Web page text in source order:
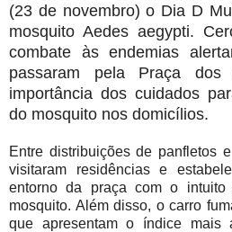
(23 de novembro) o Dia D
mosquito Aedes aegypti.
combate às endemias
passaram pela Praça dos
importância dos cuidados
do mosquito nos domicílios.
Entre distribuições de panfletos
visitaram residências e
entorno da praça com o
mosquito. Além disso, o carro
que apresentam o índice mais